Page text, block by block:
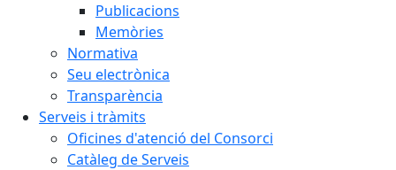
Publicacions
Memòries
Normativa
Seu electrònica
Transparència
Serveis i tràmits
Oficines d'atenció del Consorci
Catàleg de Serveis